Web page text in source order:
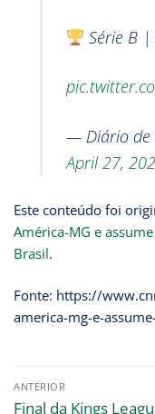
Série B |
— Diário de
April 27,
Este conteúdo foi
América-MG e
Brasil.
Fonte: https://
america-mg-e-
ANTERIOR
Final da Kings